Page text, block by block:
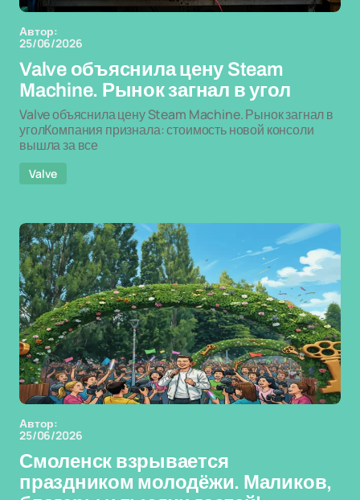
Автор:
25/06/2026
Valve объяснила цену Steam
Machine. Рынок загнал в угол
Valve объяснила цену Steam Machine. Рынок загнал в
уголКомпания признала: стоимость новой консоли
вышла за все
Valve
Автор:
25/06/2026
Смоленск взрывается
праздником молодёжи. Маликов,